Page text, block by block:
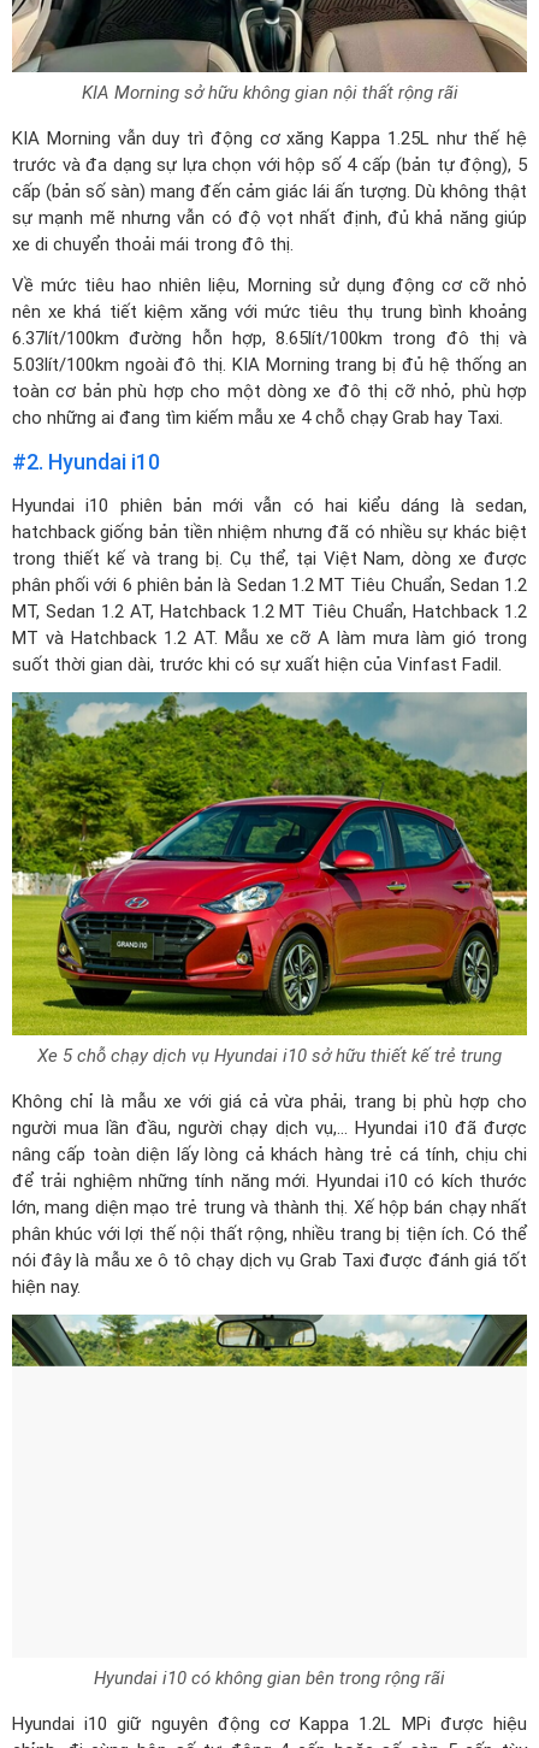
KIA Morning sở hữu không gian nội thất rộng rãi
KIA Morning vẫn duy trì động cơ xăng Kappa 1.25L như thế hệ
trước và đa dạng sự lựa chọn với hộp số 4 cấp (bản tự động), 5
cấp (bản số sàn) mang đến cảm giác lái ấn tượng. Dù không thật
sự mạnh mẽ nhưng vẫn có độ vọt nhất định, đủ khả năng giúp
xe di chuyển thoải mái trong đô thị.
Về mức tiêu hao nhiên liệu, Morning sử dụng động cơ cỡ nhỏ
nên xe khá tiết kiệm xăng với mức tiêu thụ trung bình khoảng
6.37lít/100km đường hỗn hợp, 8.65lít/100km trong đô thị và
5.03lít/100km ngoài đô thị. KIA Morning trang bị đủ hệ thống an
toàn cơ bản phù hợp cho một dòng xe đô thị cỡ nhỏ, phù hợp
cho những ai đang tìm kiếm mẫu xe 4 chỗ chạy Grab hay Taxi.
#2. Hyundai i10
Hyundai i10 phiên bản mới vẫn có hai kiểu dáng là sedan,
hatchback giống bản tiền nhiệm nhưng đã có nhiều sự khác biệt
trong thiết kế và trang bị. Cụ thể, tại Việt Nam, dòng xe được
phân phối với 6 phiên bản là Sedan 1.2 MT Tiêu Chuẩn, Sedan 1.2
MT, Sedan 1.2 AT, Hatchback 1.2 MT Tiêu Chuẩn, Hatchback 1.2
MT và Hatchback 1.2 AT. Mẫu xe cỡ A làm mưa làm gió trong
suốt thời gian dài, trước khi có sự xuất hiện của Vinfast Fadil.
Xe 5 chỗ chạy dịch vụ Hyundai i10 sở hữu thiết kế trẻ trung
Không chỉ là mẫu xe với giá cả vừa phải, trang bị phù hợp cho
người mua lần đầu, người chạy dịch vụ,... Hyundai i10 đã được
nâng cấp toàn diện lấy lòng cả khách hàng trẻ cá tính, chịu chi
để trải nghiệm những tính năng mới. Hyundai i10 có kích thước
lớn, mang diện mạo trẻ trung và thành thị. Xế hộp bán chạy nhất
phân khúc với lợi thế nội thất rộng, nhiều trang bị tiện ích. Có thể
nói đây là mẫu xe ô tô chạy dịch vụ Grab Taxi được đánh giá tốt
hiện nay.
Hyundai i10 có không gian bên trong rộng rãi
Hyundai i10 giữ nguyên động cơ Kappa 1.2L MPi được hiệu